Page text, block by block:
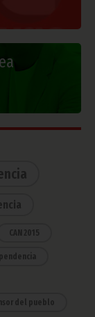
CAN 2015
del pueblo